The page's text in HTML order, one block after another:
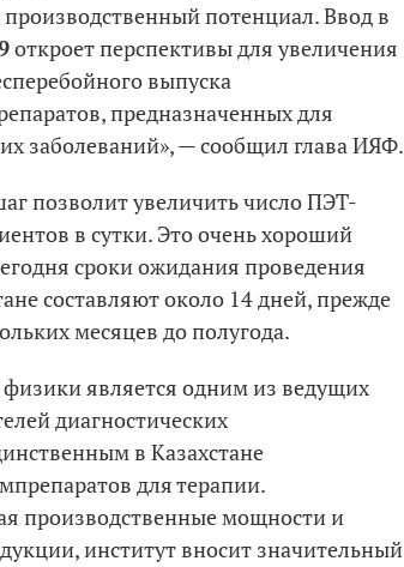
потенциал. Ввод в
откроет перспективы для увеличения
выпуска
предназначенных для
заболеваний», — сообщил глава ИЯФ.
позволит увеличить число ПЭТ-
в сутки. Это очень хороший
сроки ожидания проведения
составляют около 14 дней, прежде
месяцев до полугода.
является одним из ведущих
диагностических
в Казахстане
для терапии.
производственные мощности и
институт вносит значительный